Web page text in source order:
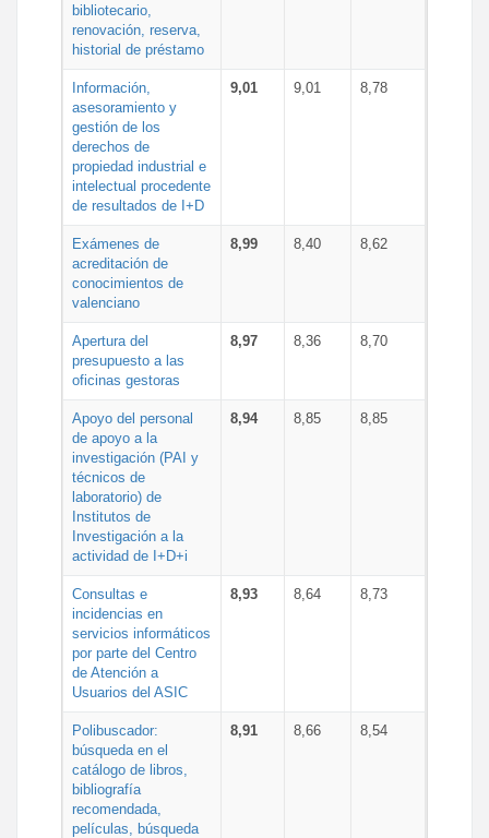
bibliotecario,
renovación, reserva,
historial de préstamo
Información,
asesoramiento y
gestión de los
derechos de
propiedad industrial e
intelectual procedente
de resultados de I+D
9,01 9,01 8,78
Exámenes de
acreditación de
conocimientos de
valenciano
8,99 8,40 8,62
Apertura del
presupuesto a las
oficinas gestoras
8,97 8,36 8,70
Apoyo del personal
de apoyo a la
investigación (PAI y
técnicos de
laboratorio) de
Institutos de
Investigación a la
actividad de I+D+i
8,94 8,85 8,85
Consultas e
incidencias en
servicios informáticos
por parte del Centro
de Atención a
Usuarios del ASIC
8,93 8,64 8,73
Polibuscador:
búsqueda en el
catálogo de libros,
bibliografía
recomendada,
películas, búsqueda
8,91 8,66 8,54